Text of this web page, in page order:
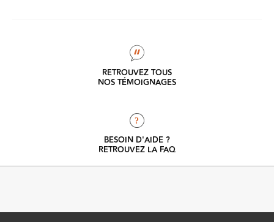
RETROUVEZ TOUS
NOS TÉMOIGNAGES
?
BESOIN D'AIDE ?
RETROUVEZ LA FAQ